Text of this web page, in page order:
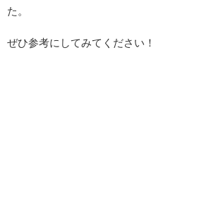
た。
ぜひ参考にしてみてください！